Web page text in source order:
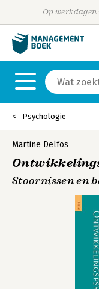
Op
Psychologie
Martine Delfos
Stoornissen en